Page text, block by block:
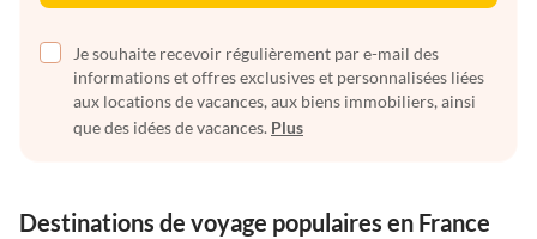
Je souhaite recevoir régulièrement par e-mail des
informations et offres exclusives et personnalisées liées
aux locations de vacances, aux biens immobiliers, ainsi
que des idées de vacances. Plus
Destinations de voyage populaires en France